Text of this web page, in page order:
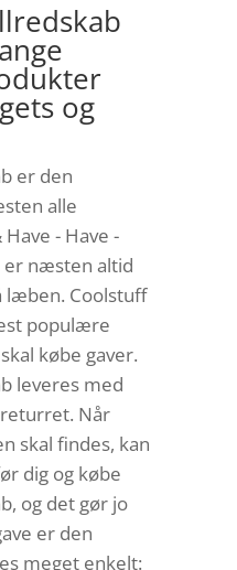
og
er den
alle
- Have -
er næsten altid
læben. Coolstuff
populære
købe gaver.
leveres med
Når
skal findes, kan
dig og købe
og det gør jo
er den
meget enkelt: